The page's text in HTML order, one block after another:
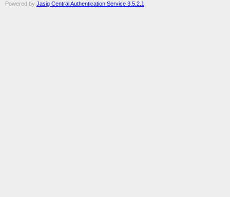
Powered by Jasig Central Authentication Service 3.5.2.1